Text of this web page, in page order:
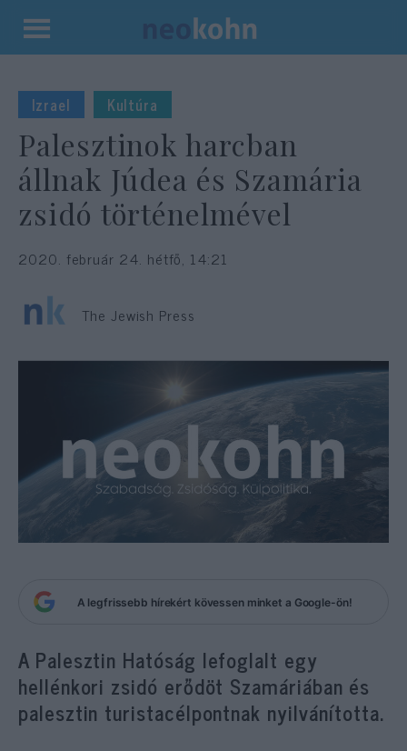
Kilépés
tartalomba
Izrael Kultúra
Palesztinok harcban
állnak Júdea és Szamária
zsidó történelmével
2020. február 24. hétfő, 14:21
The Jewish Press
A legfrissebb hírekért kövessen minket a Google-ön!
A Palesztin Hatóság lefoglalt egy
hellénkori zsidó erődöt Szamáriában és
palesztin turistacélpontnak nyilvánította.